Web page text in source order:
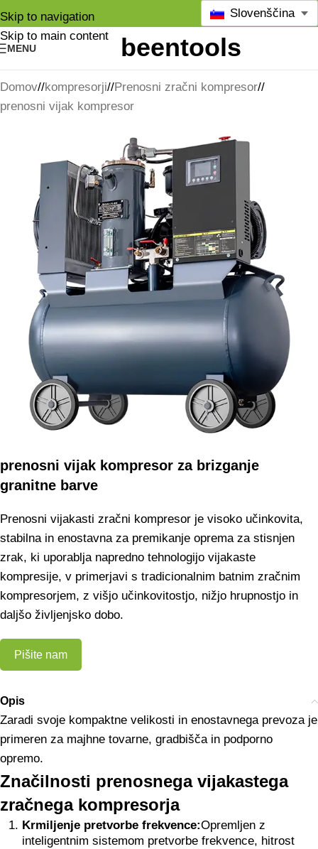
Skip to navigation
Skip to main content
MENU
Slovenščina
Domov/ kompresorji/ Prenosni zračni kompresor/
prenosni vijak kompresor
prenosni vijak kompresor za brizganje
granitne barve
Prenosni vijakasti zračni kompresor je visoko učinkovita,
stabilna in enostavna za premikanje oprema za stisnjen
zrak, ki uporablja napredno tehnologijo vijakaste
kompresije, v primerjavi s tradicionalnim batnim zračnim
kompresorjem, z višjo učinkovitostjo, nižjo hrupnostjo in
daljšo življenjsko dobo.
Pišite nam
Opis
Zaradi svoje kompaktne velikosti in enostavnega prevoza je
primeren za majhne tovarne, gradbišča in podporno
opremo.
Značilnosti prenosnega vijakastega
zračnega kompresorja
Krmiljenje pretvorbe frekvence:Opremljen z
inteligentnim sistemom pretvorbe frekvence, hitrost